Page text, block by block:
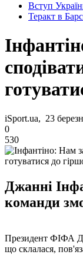
Вступ
Теракт в
iSport.ua, 23
0
530
Джанні
команди
Президент ФІФА
що склалася,